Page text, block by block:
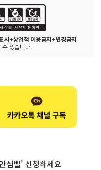
시+상업적 이용금지+변경금지
수 있습니다.
심벨' 신청하세요